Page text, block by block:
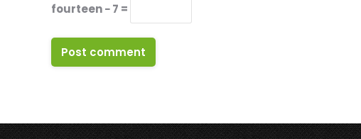
fourteen − 7 =
Post comment